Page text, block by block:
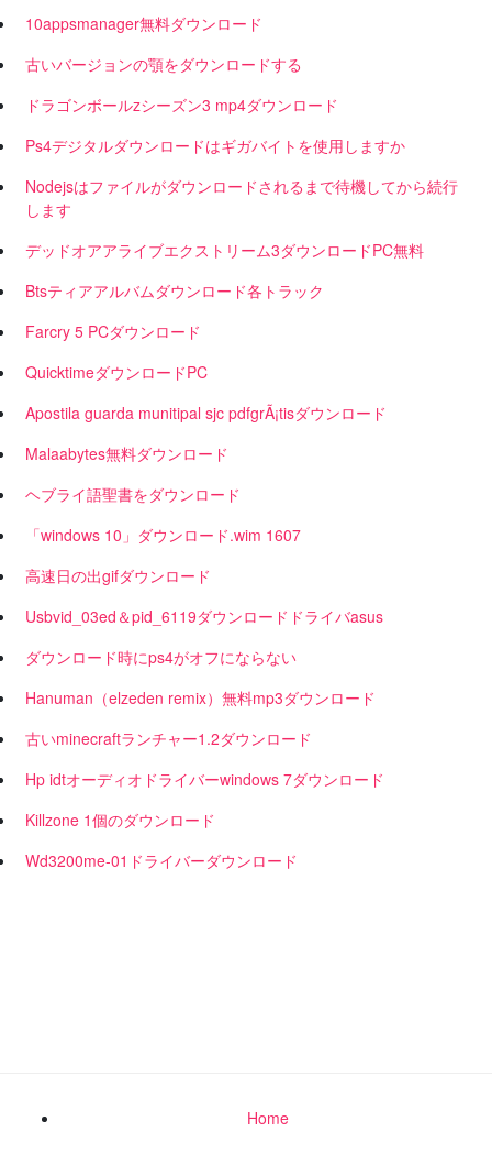
10appsmanager無料ダウンロード
古いバージョンの顎をダウンロードする
ドラゴンボールzシーズン3 mp4ダウンロード
Ps4デジタルダウンロードはギガバイトを使用しますか
Nodejsはファイルがダウンロードされるまで待機してから続行
します
デッドオアアライブエクストリーム3ダウンロードPC無料
Btsティアアルバムダウンロード各トラック
Farcry 5 PCダウンロード
QuicktimeダウンロードPC
Apostila guarda munitipal sjc pdfgrÃ¡tisダウンロード
Malaabytes無料ダウンロード
ヘブライ語聖書をダウンロード
「windows 10」ダウンロード.wim 1607
高速日の出gifダウンロード
Usbvid_03ed＆pid_6119ダウンロードドライバasus
ダウンロード時にps4がオフにならない
Hanuman（elzeden remix）無料mp3ダウンロード
古いminecraftランチャー1.2ダウンロード
Hp idtオーディオドライバーwindows 7ダウンロード
Killzone 1個のダウンロード
Wd3200me-01ドライバーダウンロード
Home